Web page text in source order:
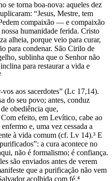
se torna boa-nova: aqueles dez
“Jesus, Mestre, tem
compaixão — e compaixão
humanidade ferida. Cristo
alheia, porque veio para curar,
para condenar. São Cirilo de
sublinha que o Senhor não
para restaurar a vida e
aos sacerdotes” (Lc 17,14).
do seu povo; antes, conduz
obediência que,
efeito, em Levítico, cabe ao
e, uma vez cessada a
à vida comum (cf. Lv 14).³ E
a cura acontece no
não é formalismo; é confiança.
são enviados antes de verem
que a purificação não vem
acolhida com fé.⁴